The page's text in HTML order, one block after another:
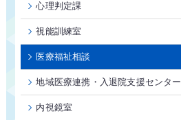
心理判定課
視能訓練室
医療福祉相談
地域医療連携・入退院支援センター
内視鏡室